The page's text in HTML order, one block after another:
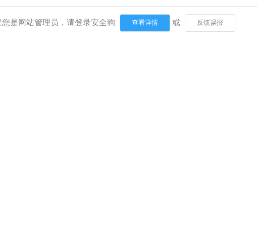
您是网站管理员，请登录安全狗 或